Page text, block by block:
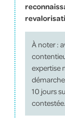
À noter :
expertise
10 jours
contestée.